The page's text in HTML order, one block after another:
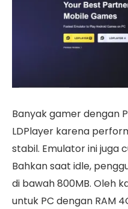
Banyak gamer dengan
LDPlayer karena
stabil. Emulator ini juga
Bahkan saat idle,
di bawah 800MB. Oleh
untuk PC dengan RAM